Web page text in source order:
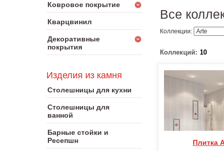
Ковровое покрытие
Кварцвинил
Декоративные
покрытия
Изделия из камня
Столешницы для кухни
Столешницы для
ванной
Барные стойки и
Ресепшн
Все
Коллекции:
Коллекций: 10
Плитка